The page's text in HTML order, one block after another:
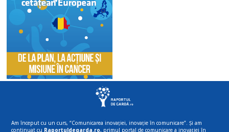
Am început cu un curs, “Comunicarea inovației, inovație în comunicare”. Și am
continuat cu Raportuldegarda.ro, primul portal de comunicare a inovației în